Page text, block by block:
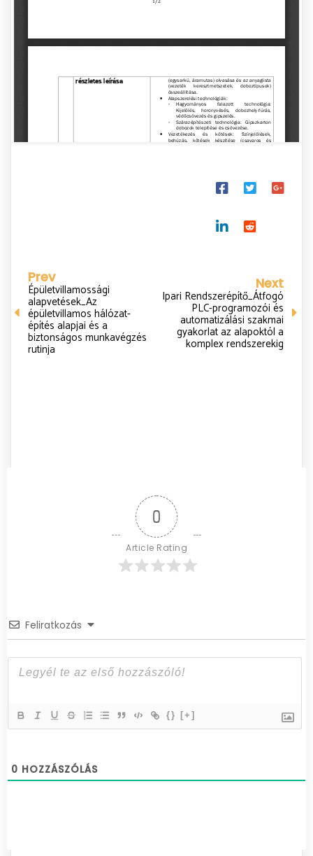
Prev
Épületvillamossági
alapvetések_Az
épületvillamos hálózat-
építés alapjai és a
biztonságos munkavégzés
rutinja
Next
Ipari Rendszerépítő_Átfogó
PLC-programozói és
automatizálási szakmai
gyakorlat az alapoktól a
komplex rendszerekig
0
Article Rating
Feliratkozás
{} [+]
0 HOZZÁSZÓLÁS